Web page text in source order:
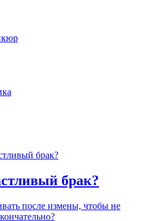
брак?